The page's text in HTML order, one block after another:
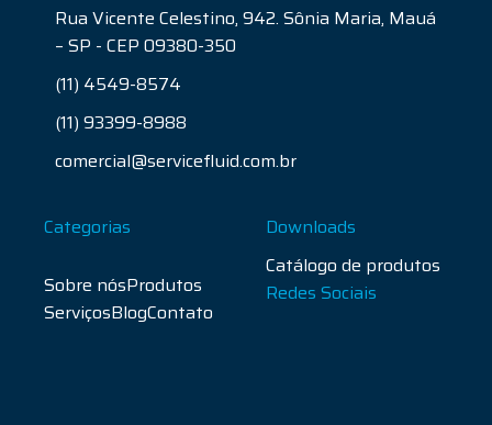
Categorias
Sobre nósProdutos
ServiçosBlogContato
Downloads
Catálogo de produtos
Redes Sociais
Rua Vicente Celestino, 942. Sônia Maria, Mauá
– SP - CEP 09380-350
(11) 4549-8574
(11) 93399-8988
comercial@servicefluid.com.br